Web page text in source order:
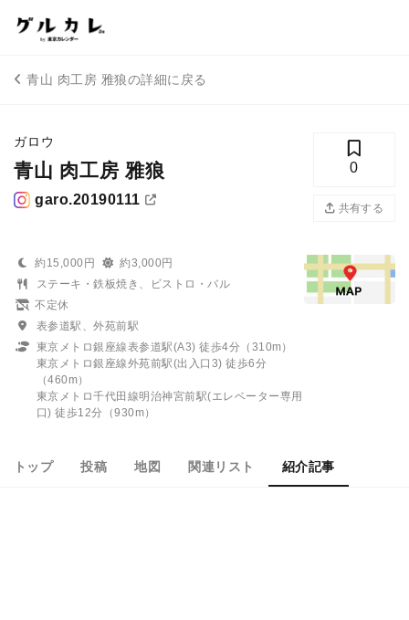
青山 肉工房 雅狼の詳細に戻る
ガロウ
青山 肉工房 雅狼
garo.20190111
0
共有する
約15,000円
約3,000円
ステーキ・鉄板焼き、ビストロ・バル
不定休
表参道駅、外苑前駅
東京メトロ銀座線表参道駅(A3) 徒歩4分（310m）
東京メトロ銀座線外苑前駅(出入口3) 徒歩6分
（460m）
東京メトロ千代田線明治神宮前駅(エレベーター専用
口) 徒歩12分（930m）
トップ 投稿 地図 関連リスト 紹介記事